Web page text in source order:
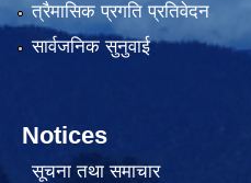
त्रैमासिक प्रगति प्रतिवेदन
सार्वजनिक सुनुवाई
Notices
सूचना तथा समाचार